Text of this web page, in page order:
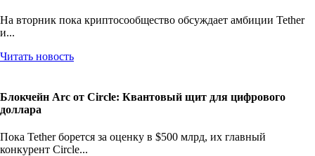
На вторник пока криптосообщество обсуждает амбиции Tether
и...
Читать новость
Блокчейн Arc от Circle: Квантовый щит для цифрового
доллара
Пока Tether борется за оценку в $500 млрд, их главный
конкурент Circle...